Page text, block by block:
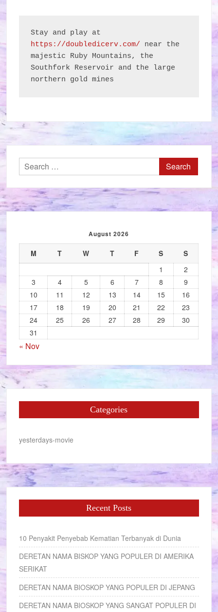
https://doubledicerv.com/ near the
majestic Ruby Mountains, the
Southfork Reservoir and the large
northern gold mines
Search
for:
August 2026
M T W T F S
S
1
2
3
4 5 6 7 8
9
10
11 12 13 14 15
16
17
18 19 20 21 22
23
24
25 26 27 28 29
30
31
« Nov
Categories
yesterdays-movie
Recent Posts
10 Penyakit Penyebab Kematian Terbanyak di Dunia
DERETAN NAMA BISKOP YANG POPULER DI AMERIKA
SERIKAT
DERETAN NAMA BIOSKOP YANG POPULER DI JEPANG
DERETAN NAMA BIOSKOP YANG SANGAT POPULER DI